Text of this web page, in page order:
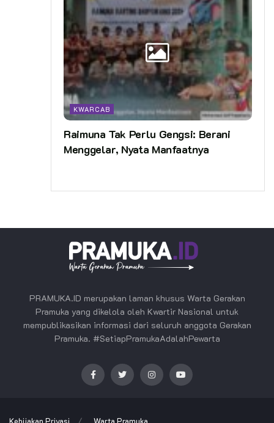
KWARCAB
Raimuna Tak Perlu Gengsi: Berani
Menggelar, Nyata Manfaatnya
PRAMUKA.ID merupakan laman khusus Warta Gerakan
Pramuka yang dikelola oleh Kwartir Nasional untuk
mempublikasikan informasi dari seluruh anggota Gerakan
Pramuka. #SetiapPramukaAdalahPewarta
Kebijakan Privasi Warta Pramuka